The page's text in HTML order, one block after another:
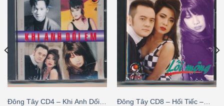
Đông Tây CD4 – Khi Anh Dối
Đông Tây CD8 – Hối Tiếc –